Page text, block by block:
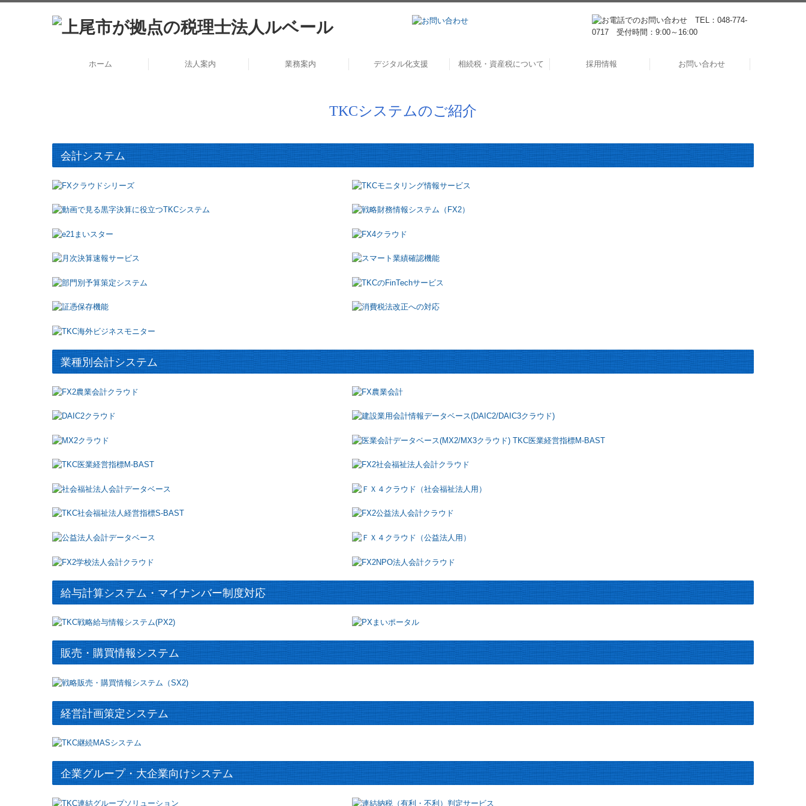
ホーム 法人案内 業務案内 デジタル化支援 相続税・資産税について 採用情報 お問い合わせ
TKCシステムのご紹介
会計システム
業種別会計システム
給与計算システム・マイナンバー制度対応
販売・購買情報システム
経営計画策定システム
企業グループ・大企業向けシステム